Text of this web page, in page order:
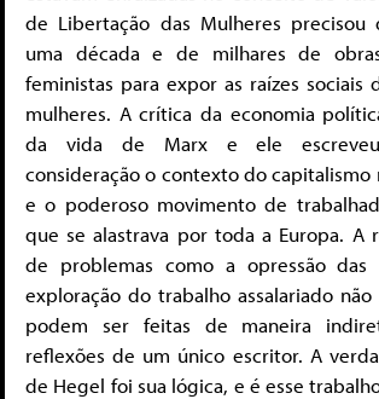
de Libertação das Mulheres precisou
uma década e de milhares de
feministas para expor as raízes sociais
mulheres. A crítica da economia
da vida de Marx e ele
consideração o contexto do capitalismo
e o poderoso movimento de
que se alastrava por toda a Europa. A
de problemas como a opressão das
exploração do trabalho assalariado
podem ser feitas de maneira
reflexões de um único escritor. A
de Hegel foi sua lógica, e é esse